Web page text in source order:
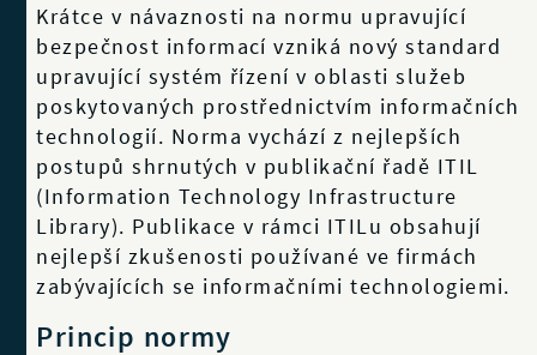
Krátce v návaznosti na normu upravující
bezpečnost informací vzniká nový standard
upravující systém řízení v oblasti služeb
poskytovaných prostřednictvím informačních
technologií. Norma vychází z nejlepších
postupů shrnutých v publikační řadě ITIL
(Information Technology Infrastructure
Library). Publikace v rámci ITILu obsahují
nejlepší zkušenosti používané ve firmách
zabývajících se informačními technologiemi.
Princip normy